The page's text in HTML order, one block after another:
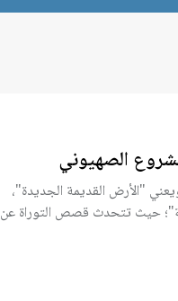
الصهيوني
ويعني "الأرض القديمة الجديدة"،
حيث تتحدث قصص التوراة عن